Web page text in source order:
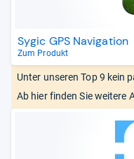
Sygic GPS Navigation
Zum Produkt
Unter unseren Top 9 kein
Ab hier finden Sie weitere